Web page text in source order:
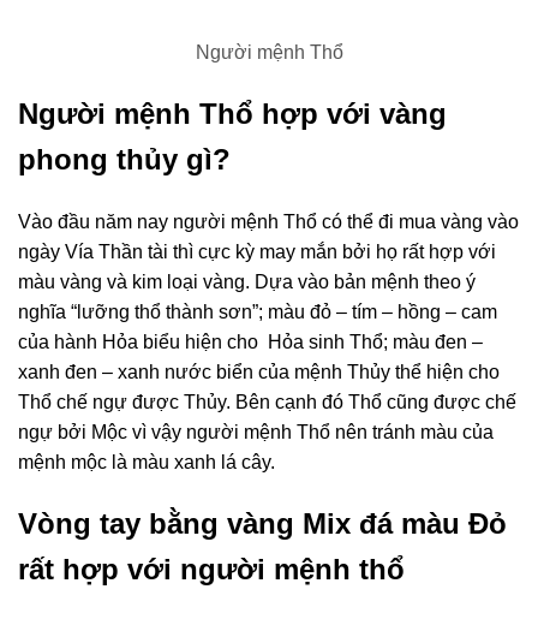
Người mệnh Thổ
Người mệnh Thổ hợp với vàng
phong thủy gì?
Vào đầu năm nay người mệnh Thổ có thể đi mua vàng vào
ngày Vía Thần tài thì cực kỳ may mắn bởi họ rất hợp với
màu vàng và kim loại vàng. Dựa vào bản mệnh theo ý
nghĩa “lưỡng thổ thành sơn”; màu đỏ – tím – hồng – cam
của hành Hỏa biểu hiện cho Hỏa sinh Thổ; màu đen –
xanh đen – xanh nước biển của mệnh Thủy thể hiện cho
Thổ chế ngự được Thủy. Bên cạnh đó Thổ cũng được chế
ngự bởi Mộc vì vậy người mệnh Thổ nên tránh màu của
mệnh mộc là màu xanh lá cây.
Vòng tay bằng vàng Mix đá màu Đỏ
rất hợp với người mệnh thổ